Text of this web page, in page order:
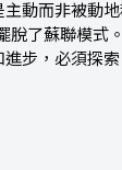
動而非被動
了蘇聯模式
步，必須探